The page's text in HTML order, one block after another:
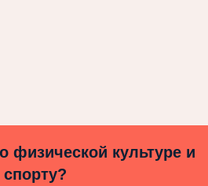
физической культуре и
спорту?